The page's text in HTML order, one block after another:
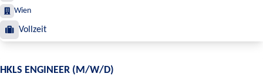
Wien
Vollzeit
HKLS ENGINEER (M/W/D)